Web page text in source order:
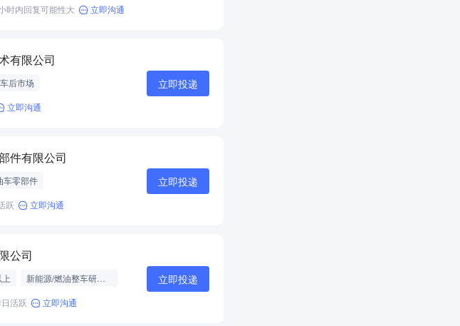
时内回复可能性大 立即沟通
有限公司
后市场
立即沟通
立即投递
件有限公司
车零部件
跃 立即沟通
立即投递
公司
新能源/燃油整车研发制造
活跃 立即沟通
立即投递